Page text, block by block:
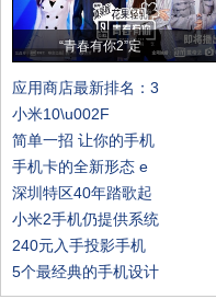
“青春有你2”定
应用商店最新排名：3
小米10\u002F
简单一招 让你的手机
手机卡的全新形态 e
深圳特区40年踏歌起
小米2手机仍提供系统
240元入手投影手机
5个最经典的手机设计